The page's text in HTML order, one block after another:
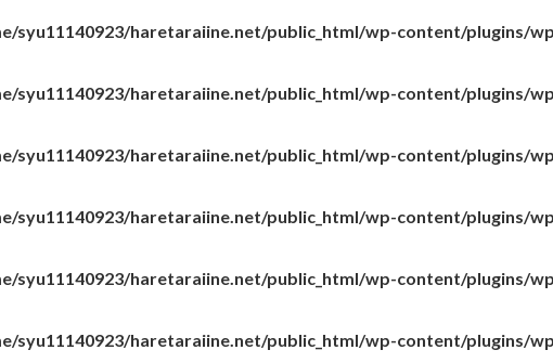
syu11140923/haretaraiine.net/public_html/wp-content/plugins/
syu11140923/haretaraiine.net/public_html/wp-content/plugins/
syu11140923/haretaraiine.net/public_html/wp-content/plugins/
syu11140923/haretaraiine.net/public_html/wp-content/plugins/
syu11140923/haretaraiine.net/public_html/wp-content/plugins/
syu11140923/haretaraiine.net/public_html/wp-content/plugins/